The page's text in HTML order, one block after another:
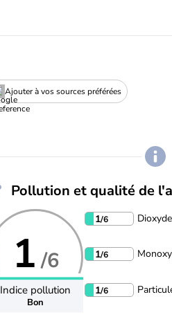
Ajouter à vos sources préférées
Pollution et qualité de
1 /6
Indice pollution
Bon
1/6
1/6
1/6